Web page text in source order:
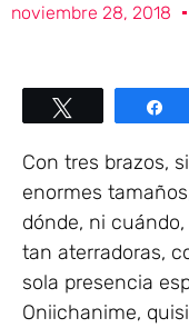
noviembre 28, 2018
Con tres brazos,
enormes
dónde, ni
tan aterradoras,
sola presencia
Oniichanime,